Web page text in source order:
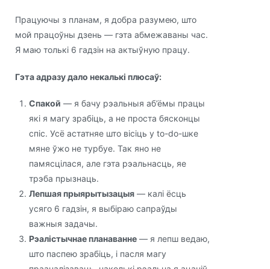
Працуючы з планам, я добра разумею, што
мой працоўны дзень — гэта абмежаваны час.
Я маю толькі 6 гадзін на актыўную працу.
Гэта адразу дало некалькі плюсаў:
Спакой — я бачу рэальныя аб’ёмы працы
які я магу зрабіць, а не проста бясконцы
спіс. Усё астатняе што вісіць у to-do-шке
мяне ўжо не турбуе. Так яно не
памясцілася, але гэта рэальнасць, яе
трэба прызнаць.
Лепшая прыярытызацыя — калі ёсць
усяго 6 гадзін, я выбіраю сапраўды
важныя задачы.
Рэалістычнае планаванне — я лепш ведаю,
што паспею зрабіць, і пасля магу